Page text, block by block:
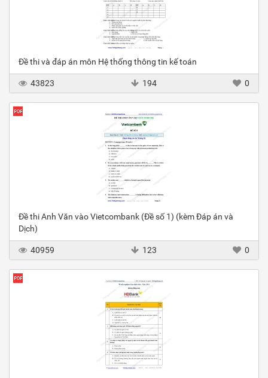
Đề thi và đáp án môn Hệ thống thông tin kế toán
43823 194 0
Đề thi Anh Văn vào Vietcombank (Đề số 1) (kèm Đáp án và
Dịch)
40959 123 0